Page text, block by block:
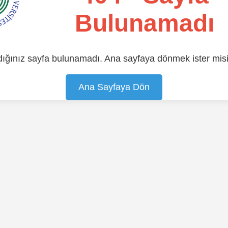
Bulunamadı
sayfa bulunamadı. Ana sayfaya dönmek ister
Ana Sayfaya Dön